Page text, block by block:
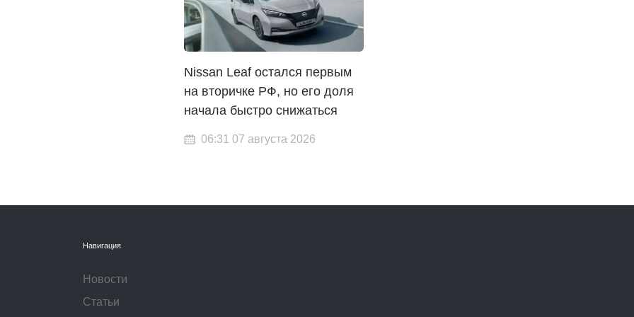
Nissan Leaf остался первым
на вторичке РФ, но его доля
начала быстро снижаться
06:31 07 августа 2026
Навигация
Новости
Статьи